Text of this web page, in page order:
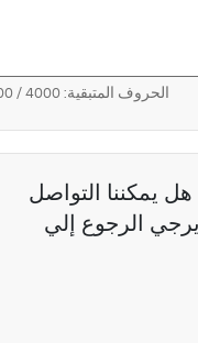
الحروف المتبقية:4000
/ 4000
يمكننا التواصل
الرجوع إلي